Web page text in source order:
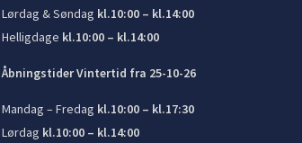
Lørdag & Søndag kl.10:00 – kl.14:00
Helligdage kl.10:00 – kl.14:00
Åbningstider Vintertid fra 25-10-26
Mandag – Fredag kl.10:00 – kl.17:30
Lørdag kl.10:00 – kl.14:00